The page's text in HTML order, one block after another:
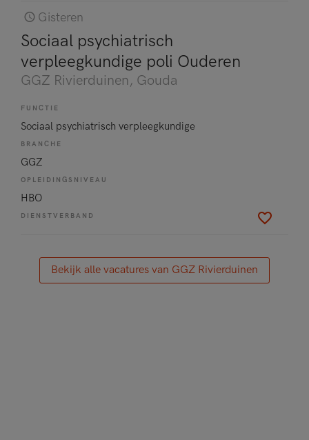
Gisteren
Sociaal psychiatrisch
verpleegkundige poli Ouderen
GGZ Rivierduinen, Gouda
FUNCTIE
Sociaal psychiatrisch verpleegkundige
BRANCHE
GGZ
OPLEIDINGSNIVEAU
HBO
DIENSTVERBAND
Bekijk alle vacatures van GGZ Rivierduinen